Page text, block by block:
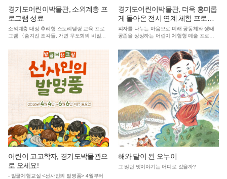
경기도어린이박물관, 소외계층 프
로그램 성료
소외계층 대상 추리형 스토리텔링 교육 프로
그램 〈숨겨진 조각들, 가면 무도회의 비밀〉
경기도어린이박물관, 더욱 흥미롭
게 돌아온 전시 연계 체험 프로그
램 ‘모두의 식탁’ 운영
피자를 나누는 마음으로 미래 공동체와 생태
공존을 상상하는 어린이 체험형 예술 프로그
어린이 고고학자, 경기도박물관으
로 오세요!
- 발굴체험교실 <선사인의 발명품> 4월부터
해와 달이 된 오누이
그 많던 옛이야기는 어디로 갔을까?